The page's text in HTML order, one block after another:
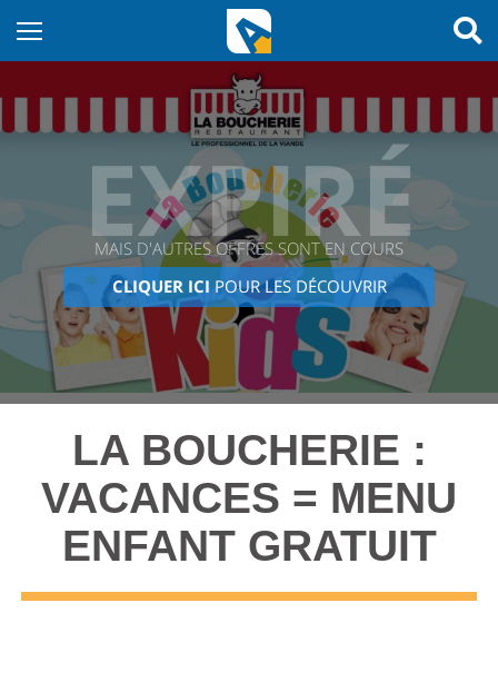
EXPIRÉ
MAIS D'AUTRES OFFRES SONT EN COURS
CLIQUER ICIPOUR LES DÉCOUVRIR
LA BOUCHERIE :
VACANCES = MENU
ENFANT GRATUIT